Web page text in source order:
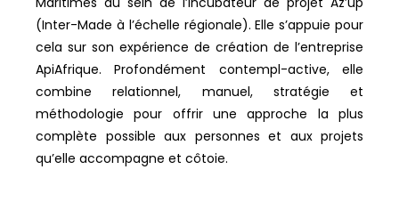
(Inter-Made à l’échelle régionale). Elle s’appuie pour
cela sur son expérience de création de l’entreprise
ApiAfrique. Profondément contempl-active, elle
combine relationnel, manuel, stratégie et
méthodologie pour offrir une approche la plus
complète possible aux personnes et aux projets
qu’elle accompagne et côtoie.